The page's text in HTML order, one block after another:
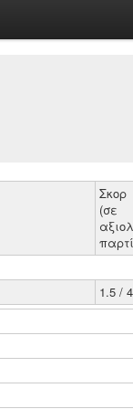
Σκορ
(σε
1.5 / 4